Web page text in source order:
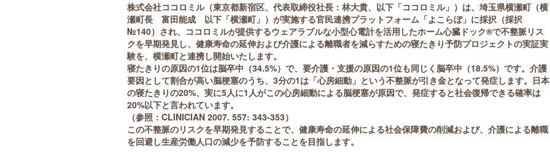
株式会社ココロミル（東京都新宿区、代表取締役社長：林大貴、以下「ココロミル」）は、埼⽟県横瀬町（横
瀬町長 富田能成 以下「横瀬町」）が実施する官民連携プラットフォーム「よこらぼ」に採択（採択
№140）され、ココロミルが提供するウェアラブルな小型心電計を活用したホーム心臓ドック®で不整脈リス
クを早期発見し、健康寿命の延伸および介護による離職者を減らすための寝たきり予防プロジェクトの実証実
験を、横瀬町と連携し開始いたします。
寝たきりの原因の1位は脳卒中（34.5%）で、要介護・支援の原因の1位も同じく脳卒中（18.5%）です。介護
要因として割合が高い脳梗塞のうち、3分の1は「心房細動」という不整脈が引き金となって発症します。日本
の寝たきりの20%、実に5人に1人がこの心房細動による脳梗塞が原因で、発症すると社会復帰できる確率は
20%以下と言われています。
（参照：CLINICIAN 2007. 557: 343-353）
この不整脈のリスクを早期発見することで、健康寿命の延伸による社会保障費の削減および、介護による離職
を回避し生産労働人口の減少を予防することを目指します。